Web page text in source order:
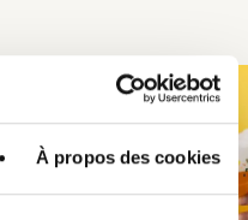
À propos des cookies